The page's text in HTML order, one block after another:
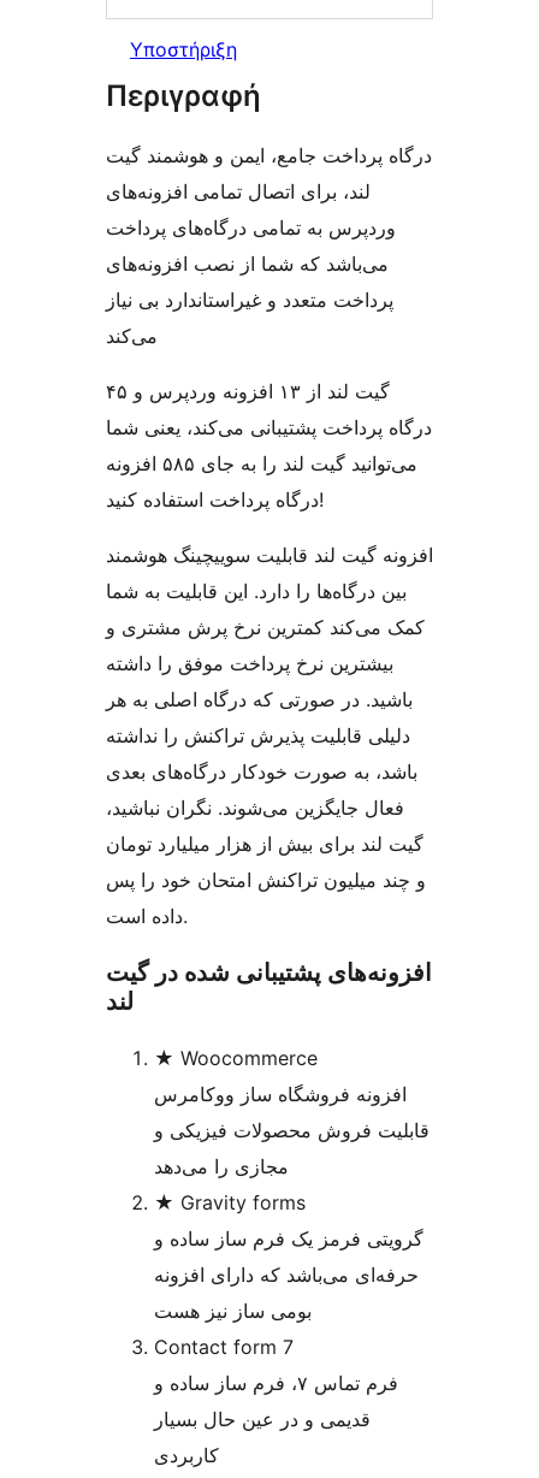
Υποστήριξη
Περιγραφή
درگاه پرداخت جامع، ایمن و هوشمند گیت
لند، برای اتصال تمامی افزونه‌های
وردپرس به تمامی درگاه‌های پرداخت
می‌باشد که شما از نصب افزونه‌های
پرداخت متعدد و غیراستاندارد بی نیاز
می‌کند
گیت لند از ۱۳ افزونه وردپرس و ۴۵
درگاه پرداخت پشتیبانی می‌کند، یعنی شما
می‌توانید گیت لند را به جای ۵۸۵ افزونه
درگاه پرداخت استفاده کنید!
افزونه گیت‌ لند قابلیت سوییچینگ هوشمند
بین درگاه‌ها را دارد. این قابلیت به شما
کمک می‌کند کمترین نرخ پرش مشتری و
بیشترین نرخ پرداخت موفق را داشته
باشید. در صورتی که درگاه اصلی به هر
دلیلی قابلیت پذیرش تراکنش را نداشته
باشد، به صورت خودکار درگاه‌های بعدی
فعال جایگزین می‌شوند. نگران نباشید،
گیت‌ لند برای بیش از هزار میلیارد تومان
و چند میلیون تراکنش امتحان خود را پس
داده است.
افزونه‌های پشتیبانی شده در گیت
لند
★ Woocommerce
افزونه فروشگاه ساز ووکامرس
قابلیت فروش محصولات فیزیکی و
مجازی را می‌دهد
★ Gravity forms
گرویتی فرمز یک فرم ساز ساده و
حرفه‌ای می‌باشد که دارای افزونه
بومی ساز نیز هست
Contact form 7
فرم تماس ۷، فرم ساز ساده و
قدیمی و در عین حال بسیار
کاربردی